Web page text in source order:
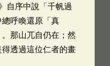
自序中說「千帆過
呼喚還原「真
那山兀自仍在；然
透過這位仁者的畫